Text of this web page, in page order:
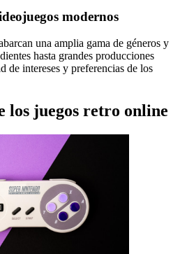
modernos
una amplia gama de géneros y
hasta grandes producciones
intereses y preferencias de los
los juegos retro online